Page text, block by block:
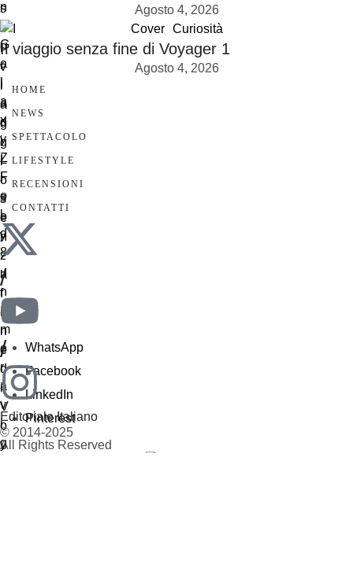
Agosto 4, 2026
Cover
Curiosità
Il viaggio senza fine di Voyager 1
Agosto 4, 2026
HOME
NEWS
SPETTACOLO
LIFESTYLE
RECENSIONI
CONTATTI
/
/
Editoriale Italiano
© 2014-2025
All Rights Reserved
WhatsApp
Facebook
LinkedIn
Pinterest